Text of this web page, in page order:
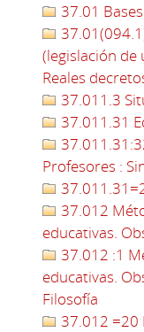
37.01
(legislación de
Reales
37.011.3
37.011.31
Profesores :
37.012
educativas.
37.012 :1
educativas.
Filosofía
37.012 =20